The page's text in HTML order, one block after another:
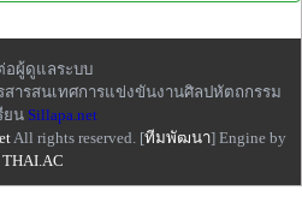
อผู้ดูแลระบบ
ารสนเทศการแข่งขันงานศิลปหัตถกรรม
ยน Sillapa.net
All rights reserved. [ทีมพัฒนา] Engine by
THAI.AC